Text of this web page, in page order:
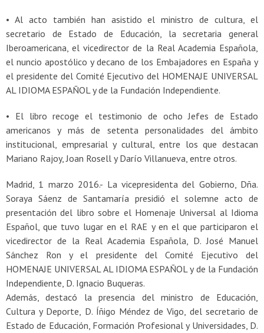
• Al acto también han asistido el ministro de cultura, el
secretario de Estado de Educación, la secretaria general
Iberoamericana, el vicedirector de la Real Academia Española,
el nuncio apostólico y decano de los Embajadores en España y
el presidente del Comité Ejecutivo del HOMENAJE UNIVERSAL
AL IDIOMA ESPAÑOL y de la Fundación Independiente.
• El libro recoge el testimonio de ocho Jefes de Estado
americanos y más de setenta personalidades del ámbito
institucional, empresarial y cultural, entre los que destacan
Mariano Rajoy, Joan Rosell y Darío Villanueva, entre otros.
Madrid, 1 marzo 2016.- La vicepresidenta del Gobierno, Dña.
Soraya Sáenz de Santamaría presidió el solemne acto de
presentación del libro sobre el Homenaje Universal al Idioma
Español, que tuvo lugar en el RAE y en el que participaron el
vicedirector de la Real Academia Española, D. José Manuel
Sánchez Ron y el presidente del Comité Ejecutivo del
HOMENAJE UNIVERSAL AL IDIOMA ESPAÑOL y de la Fundación
Independiente, D. Ignacio Buqueras.
Además, destacó la presencia del ministro de Educación,
Cultura y Deporte, D. Íñigo Méndez de Vigo, del secretario de
Estado de Educación, Formación Profesional y Universidades, D.